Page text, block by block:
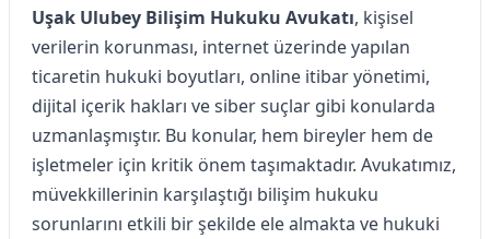
Uşak Ulubey Bilişim Hukuku Avukatı, kişisel
verilerin korunması, internet üzerinde yapılan
ticaretin hukuki boyutları, online itibar yönetimi,
dijital içerik hakları ve siber suçlar gibi konularda
uzmanlaşmıştır. Bu konular, hem bireyler hem de
işletmeler için kritik önem taşımaktadır. Avukatımız,
müvekkillerinin karşılaştığı bilişim hukuku
sorunlarını etkili bir şekilde ele almakta ve hukuki